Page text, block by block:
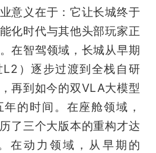
意义在于：它让长城终于
化时代与其他头部玩家正
在智驾领域，长城从早期
）逐步过渡到全栈自研
再到如今的双VLA大模型
的时间。在座舱领域，
了三个大版本的重构才达
在动力领域，从早期的